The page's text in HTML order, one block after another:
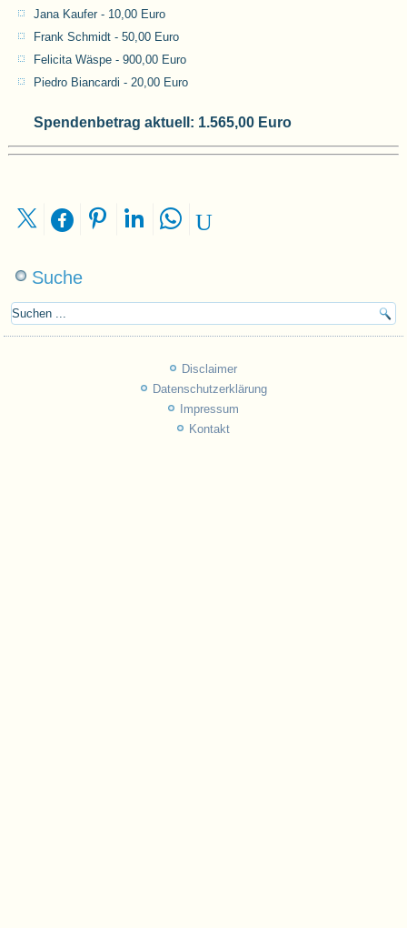
Jana Kaufer - 10,00 Euro
Frank Schmidt - 50,00 Euro
Felicita Wäspe - 900,00 Euro
Piedro Biancardi - 20,00 Euro
Spendenbetrag aktuell: 1.565,00 Euro
Suche
Disclaimer
Datenschutzerklärung
Impressum
Kontakt